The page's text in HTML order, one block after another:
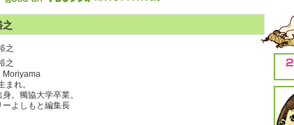
之
Moriyama
まれ。
。獨協大学卒業。
ーよしもと編集長